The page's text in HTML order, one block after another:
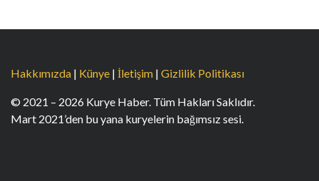
Hakkımızda | Künye | İletişim | Gizlilik Politikası
© 2021 – 2026 Kurye Haber. Tüm Hakları Saklıdır.
Mart 2021’den bu yana kuryelerin bağımsız sesi.